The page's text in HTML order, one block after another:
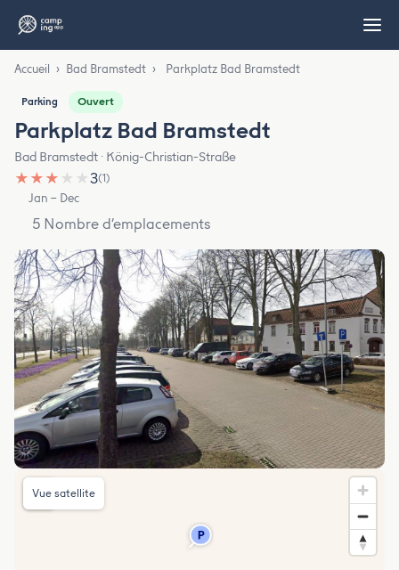
Accueil › Bad Bramstedt › Parkplatz Bad Bramstedt
Parking Ouvert
Parkplatz Bad Bramstedt
Bad Bramstedt · König-Christian-Straße
★ ★ ★ ★ ★3(1)
Jan – Dec
5 Nombre d’emplacements
Vue satellite